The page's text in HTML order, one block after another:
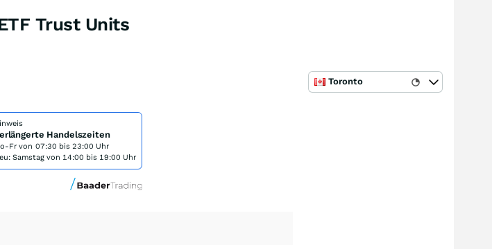
Trust Units
Toronto
Handelszeiten
Fr von 07:30 bis 23:00 Uhr
Samstag von 14:00 bis 19:00 Uhr